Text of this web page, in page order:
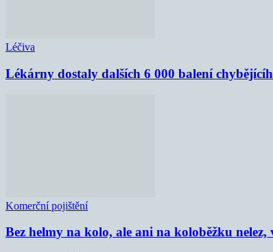
Léčiva
Lékárny dostaly dalších 6 000 balení
Komerční pojištění
Bez helmy na kolo, ale ani na koloběžku